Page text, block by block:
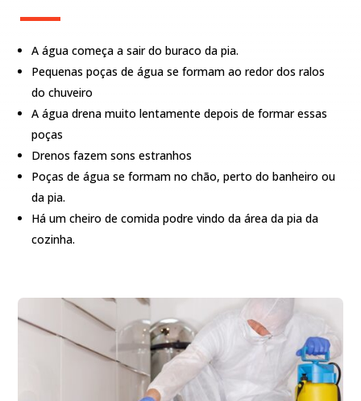
A água começa a sair do buraco da pia.
Pequenas poças de água se formam ao redor dos ralos
do chuveiro
A água drena muito lentamente depois de formar essas
poças
Drenos fazem sons estranhos
Poças de água se formam no chão, perto do banheiro ou
da pia.
Há um cheiro de comida podre vindo da área da pia da
cozinha.